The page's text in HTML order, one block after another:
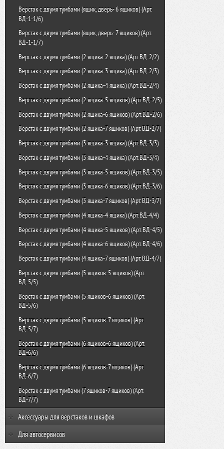
Шкаф для ключей КЛ-30П
Шкаф для ключей КЛ-40П
Шкаф для ключей КЛ-50П
Шкаф для ключей КЛ-1
Брелок для ключей универсальный
Шкаф для ключей К-20
Шкаф для ключей К-48
Шкаф для ключей К-96
Шкаф картотечный ШК-8(A4)
Шкаф картотечный ШК-8(A5)
Шкаф картотечный ШК-8(A6)
Шкаф картотечный ШК-9(A5)
Шкаф картотечный ШК-9(A6)
Шкаф картотечный ШК-65
Верстак с двумя тумбами (ящик, дверь- 6 ящиков) (Арт.
ВД-1-1/6)
Верстак с двумя тумбами (ящик, дверь- 7 ящиков) (Арт.
ВД-1-1/7)
Верстак с двумя тумбами (2 ящика-2 ящика) (Арт. ВД-2/2)
Верстак с двумя тумбами (2 ящика-3 ящика) (Арт. ВД-2/3)
Верстак с двумя тумбами (2 ящика-4 ящика) (Арт. ВД-2/4)
Верстак с двумя тумбами (2 ящика-5 ящиков) (Арт. ВД-2/5)
Верстак с двумя тумбами (2 ящика-6 ящиков) (Арт. ВД-2/6)
Верстак с двумя тумбами (2 ящика-7 ящиков) (Арт. ВД-2/7)
Верстак с двумя тумбами (3 ящика-3 ящика) (Арт. ВД-3/3)
Верстак с двумя тумбами (3 ящика-4 ящика) (Арт. ВД-3/4)
Верстак с двумя тумбами (3 ящика-5 ящиков) (Арт. ВД-3/5)
Верстак с двумя тумбами (3 ящика-6 ящиков) (Арт. ВД-3/6)
Верстак с двумя тумбами (3 ящика-7 ящиков) (Арт. ВД-3/7)
Верстак с двумя тумбами (4 ящика-4 ящика) (Арт. ВД-4/4)
Верстак с двумя тумбами (4 ящика-5 ящиков) (Арт. ВД-4/5)
Верстак с двумя тумбами (4 ящика-6 ящиков) (Арт. ВД-4/6)
Верстак с двумя тумбами (4 ящика-7 ящиков) (Арт. ВД-4/7)
Верстак с двумя тумбами (5 ящиков-5 ящиков) (Арт.
ВД-5/5)
Верстак с двумя тумбами (5 ящиков-6 ящиков) (Арт.
ВД-5/6)
Верстак с двумя тумбами (5 ящиков-7 ящиков) (Арт.
ВД-5/7)
Верстак с двумя тумбами (6 ящиков-6 ящиков) (Арт.
ВД-6/6)
Верстак с двумя тумбами (6 ящиков-7 ящиков) (Арт.
ВД-6/7)
Верстак с двумя тумбами (7 ящиков-7 ящиков) (Арт.
ВД-7/7)
Аксессуары для верстаков и шкафов
Комплектующие для верстака-тележки с тремя тумбами
(Арт. КТВ)
Для автосервисов